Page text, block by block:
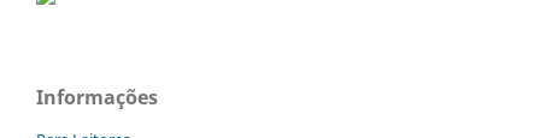
Informações